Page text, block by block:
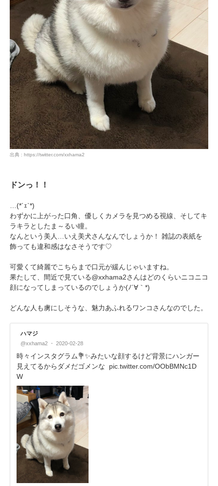
出典 : https://twitter.com/xxhama2
ドンっ！！
…(*´ｪ`*)
わずかに上がった口角、優しくカメラを見つめる視線、そしてキ
ラキラとしたま～るい瞳。
なんという美人…いえ美犬さんなんでしょうか！ 雑誌の表紙を
飾っても違和感はなさそうです♡
可愛くて綺麗でこちらまで口元が緩んじゃいますね。
果たして、間近で見ている@xxhama2さんはどのくらいニコニコ
顔になってしまっているのでしょうか(ﾉ´∀｀*)
どんな人も虜にしそうな、魅力あふれるワンコさんなのでした。
ハマジ
@xxhama2 2020-02-28
時々インスタグラム💐✨みたいな顔するけど背景にハンガー
見えてるからダメだゴメンな
pic.twitter.com/OObBMNc1D
W
pecodogs
PECOアプリをダウンロード済みの方